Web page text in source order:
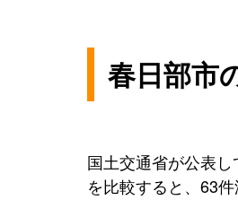
春日部市
国土交通省が公表
を比較すると、63件